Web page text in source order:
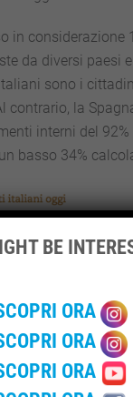
in considerazione
da diversi paesi
sono i
contrario, la
interni del 92%
basso 34%
BE
ORA
ORA
ORA